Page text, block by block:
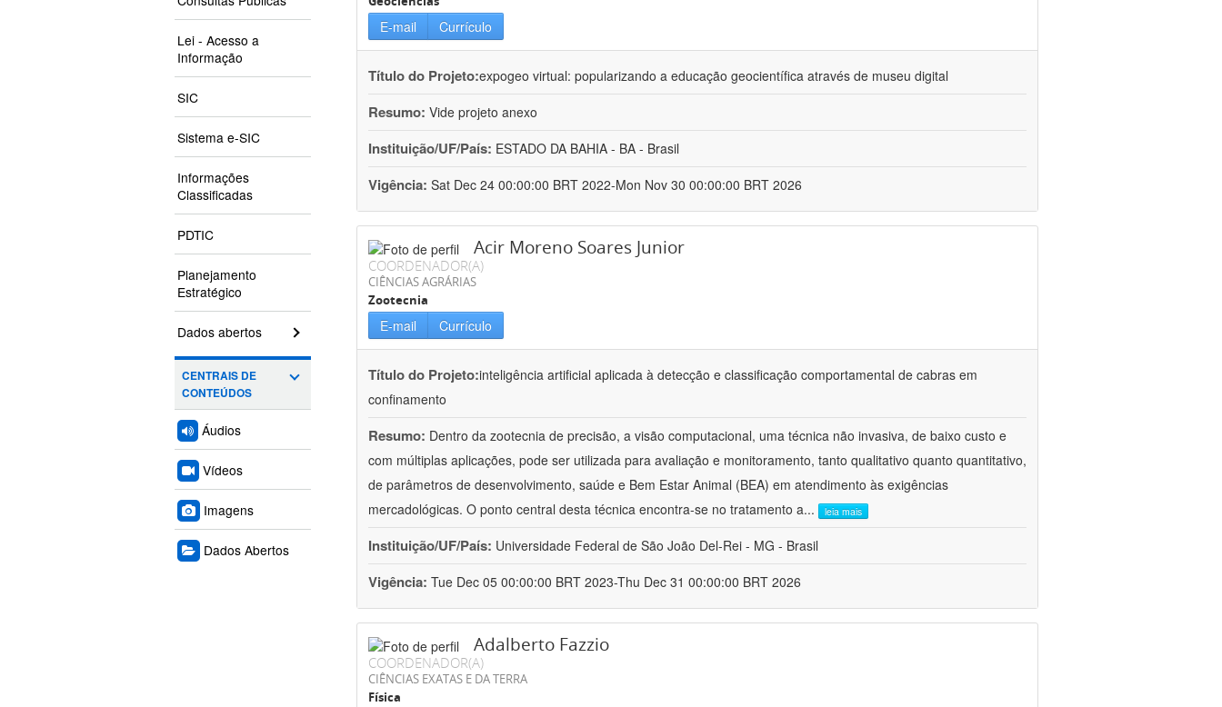
Lei - Acesso a
Informação
SIC
Sistema e-SIC
Informações
Classificadas
PDTIC
Planejamento
Estratégico
Dados abertos
CENTRAIS DE
CONTEÚDOS
Áudios
Vídeos
Imagens
Dados Abertos
E-mail Currículo
Título do Projeto:expogeo virtual: popularizando a educação geocientífica através de museu digital
Resumo: Vide projeto anexo
Instituição/UF/País: ESTADO DA BAHIA - BA - Brasil
Vigência: Sat Dec 24 00:00:00 BRT 2022-Mon Nov 30 00:00:00 BRT 2026
Acir Moreno Soares Junior
COORDENADOR(A)
CIÊNCIAS AGRÁRIAS
Zootecnia
E-mail Currículo
Título do Projeto:inteligência artificial aplicada à detecção e classificação comportamental de cabras em
confinamento
Resumo: Dentro da zootecnia de precisão, a visão computacional, uma técnica não invasiva, de baixo custo e
com múltiplas aplicações, pode ser utilizada para avaliação e monitoramento, tanto qualitativo quanto quantitativo,
de parâmetros de desenvolvimento, saúde e Bem Estar Animal (BEA) em atendimento às exigências
mercadológicas. O ponto central desta técnica encontra-se no tratamento a... leia mais
Instituição/UF/País: Universidade Federal de São João Del-Rei - MG - Brasil
Vigência: Tue Dec 05 00:00:00 BRT 2023-Thu Dec 31 00:00:00 BRT 2026
Adalberto Fazzio
COORDENADOR(A)
CIÊNCIAS EXATAS E DA TERRA
Física